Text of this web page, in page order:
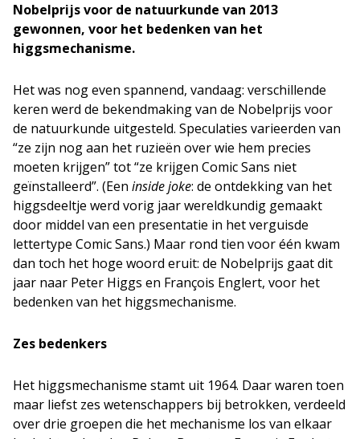
Nobelprijs voor de natuurkunde van 2013
gewonnen, voor het bedenken van het
higgsmechanisme.
Het was nog even spannend, vandaag: verschillende
keren werd de bekendmaking van de Nobelprijs voor
de natuurkunde uitgesteld. Speculaties varieerden van
“ze zijn nog aan het ruzieën over wie hem precies
moeten krijgen” tot “ze krijgen Comic Sans niet
geïnstalleerd”. (Een inside joke: de ontdekking van het
higgsdeeltje werd vorig jaar wereldkundig gemaakt
door middel van een presentatie in het verguisde
lettertype Comic Sans.) Maar rond tien voor één kwam
dan toch het hoge woord eruit: de Nobelprijs gaat dit
jaar naar Peter Higgs en François Englert, voor het
bedenken van het higgsmechanisme.
Zes bedenkers
Het higgsmechanisme stamt uit 1964. Daar waren toen
maar liefst zes wetenschappers bij betrokken, verdeeld
over drie groepen die het mechanisme los van elkaar